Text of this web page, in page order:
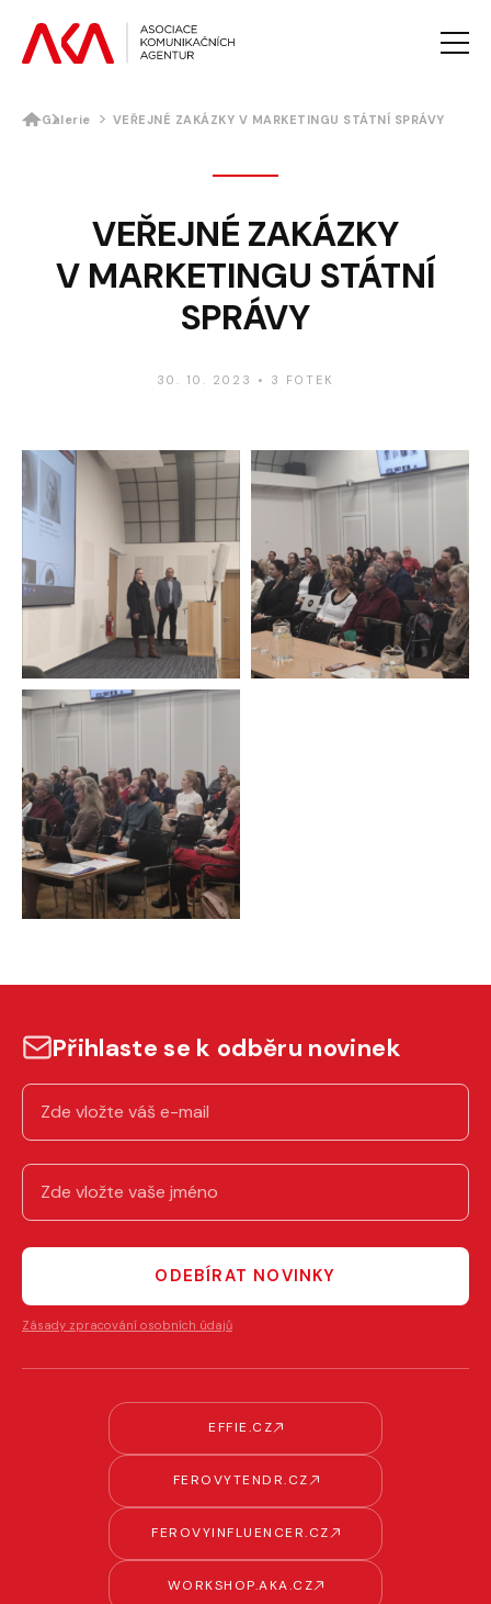
PROJEKTY AKA
VZDĚLÁVÁNÍ
PRO MÉDIA
Galerie VEŘEJNÉ ZAKÁZKY V MARKETINGU STÁTNÍ SPRÁVY
VEŘEJNÉ ZAKÁZKY
V MARKETINGU STÁTNÍ
SPRÁVY
30. 10. 2023 • 3 FOTEK
Přihlaste se k odběru novinek
ODEBÍRAT NOVINKY
Zásady zpracování osobních údajů
EFFIE.CZ
FEROVYTENDR.CZ
FEROVYINFLUENCER.CZ
WORKSHOP.AKA.CZ